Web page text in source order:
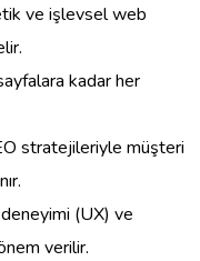
ve işlevsel web
kadar her
stratejileriyle müşteri
(UX) ve
verilir.